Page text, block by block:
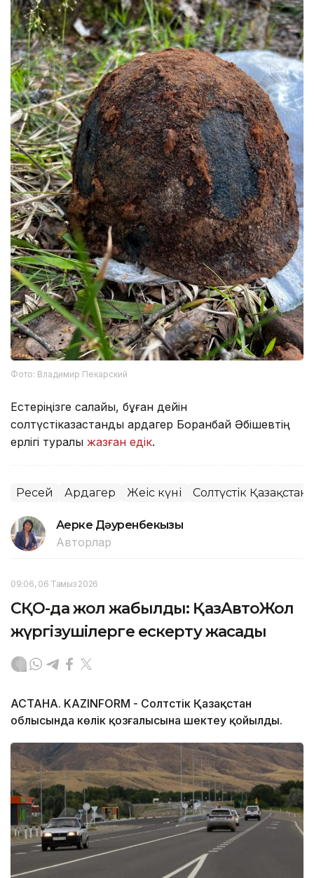
Фото: Владимир Пекарский
Естеріңізге салайық, бұған дейін
солтүстікқазақстандық ардагер Боранбай Әбішевтің
ерлігі туралы жазған едік.
Ресей Ардагер Жеңіс күні Солтүстік
Ақерке Дәуренбекқызы
Авторлар
09:06, 06 Тамыз 2026
СҚО-да жол жабылды: ҚазАвтоЖол
жүргізушілерге ескерту жасады
АСТАНА. KAZINFORM - Солтүстік Қазақстан
облысында көлік қозғалысына шектеу қойылды.